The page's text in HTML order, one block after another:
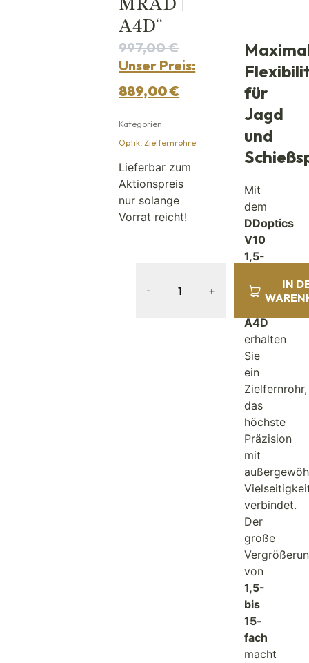
A4D“
997,00€
Unser Preis:
889,00€
Kategorien:
Optik,Zielfernrohre
Lieferbar zum
Aktionspreis
nur solange
Vorrat reicht!
- +
IN
für
Jagd
und
Mit
dem
DDoptics
V10
1,5-
NXT
MRAD
A4D
erhalten
Sie
ein
Zielfernrohr,
das
höchste
Präzision
mit
verbindet.
Der
große
von
1,5-
bis
15-
fach
macht